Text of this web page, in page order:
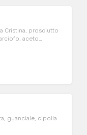
Cristina, prosciutto
aceto
guanciale, cipolla